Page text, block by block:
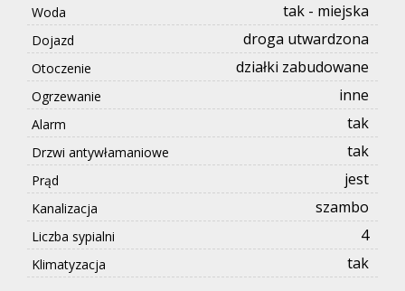
Woda tak - miejska
Dojazd droga utwardzona
Otoczenie działki zabudowane
Ogrzewanie inne
Alarm tak
Drzwi antywłamaniowe tak
Prąd jest
Kanalizacja szambo
Liczba sypialni 4
Klimatyzacja tak